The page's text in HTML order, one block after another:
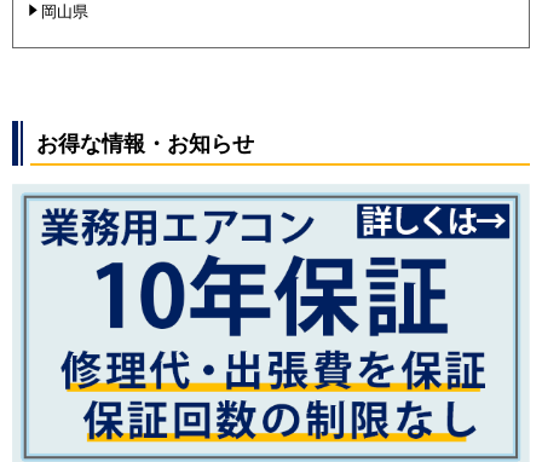
岡山県
お得な情報・お知らせ